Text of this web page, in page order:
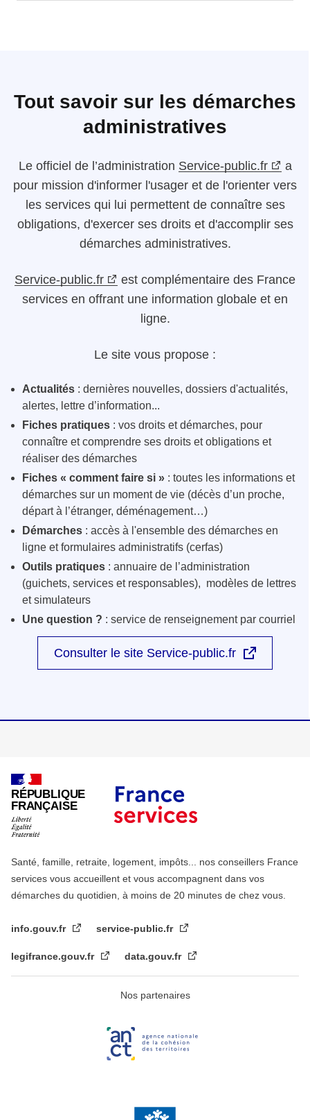
Tout savoir sur les démarches
administratives
Le officiel de l’administration Service-public.fr
a
pour mission d'informer l'usager et de l'orienter vers
les services qui lui permettent de connaître ses
obligations, d'exercer ses droits et d'accomplir ses
démarches administratives.
Service-public.fr
est complémentaire des France
services en offrant une information globale et en
ligne.
Le site vous propose :
Actualités : dernières nouvelles, dossiers d'actualités,
alertes, lettre d’information...
Fiches pratiques : vos droits et démarches, pour
connaître et comprendre ses droits et obligations et
réaliser des démarches
Fiches « comment faire si » : toutes les informations et
démarches sur un moment de vie (décès d’un proche,
départ à l’étranger, déménagement…)
Démarches : accès à l'ensemble des démarches en
ligne et formulaires administratifs (cerfas)
Outils pratiques : annuaire de l’administration
(guichets, services et responsables), modèles de lettres
et simulateurs
Une question ? : service de renseignement par courriel
Consulter le site Service-public.fr
RÉPUBLIQUE
FRANÇAISE
Santé, famille, retraite, logement, impôts... nos conseillers France
services vous accueillent et vous accompagnent dans vos
démarches du quotidien, à moins de 20 minutes de chez vous.
info.gouv.fr service-public.fr
legifrance.gouv.fr data.gouv.fr
Nos partenaires